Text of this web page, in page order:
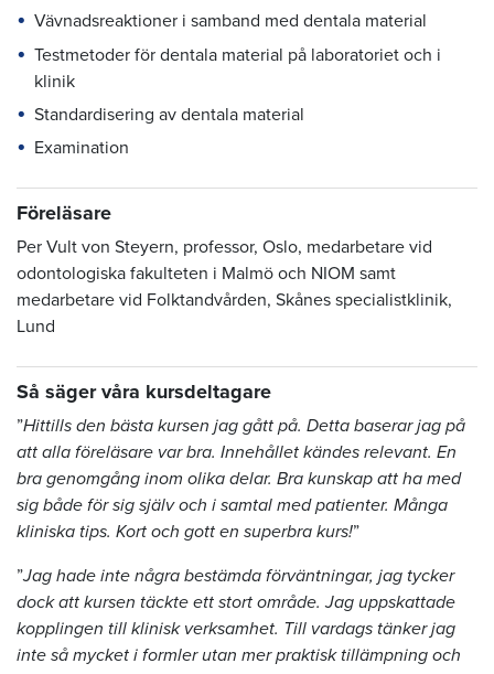
Vävnadsreaktioner i samband med dentala material
Testmetoder för dentala material på laboratoriet och i
klinik
Standardisering av dentala material
Examination
Föreläsare
Per Vult von Steyern, professor, Oslo, medarbetare vid
odontologiska fakulteten i Malmö och NIOM samt
medarbetare vid Folktandvården, Skånes specialistklinik,
Lund
Så säger våra kursdeltagare
”Hittills den bästa kursen jag gått på. Detta baserar jag på
att alla föreläsare var bra. Innehållet kändes relevant. En
bra genomgång inom olika delar. Bra kunskap att ha med
sig både för sig själv och i samtal med patienter. Många
kliniska tips. Kort och gott en superbra kurs!”
”Jag hade inte några bestämda förväntningar, jag tycker
dock att kursen täckte ett stort område. Jag uppskattade
kopplingen till klinisk verksamhet. Till vardags tänker jag
inte så mycket i formler utan mer praktisk tillämpning och